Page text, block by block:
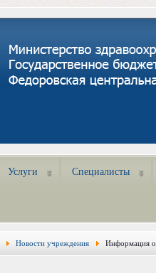
Услуги Специалисты
Новости учреждения Информация о